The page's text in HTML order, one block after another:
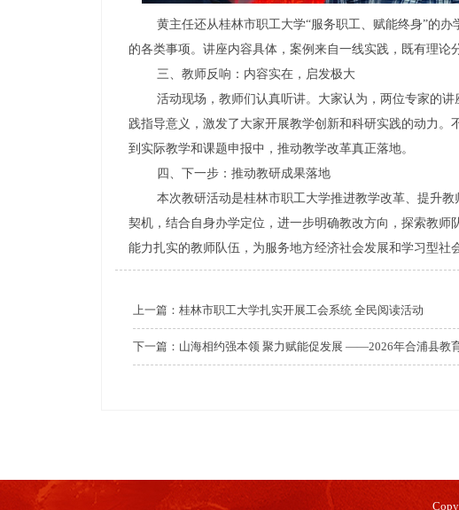
黄主任还从桂林市职工大学“服务职工、赋能终身”的办
的各类事项。讲座内容具体，案例来自一线实践，既有理论
三、教师反响：内容实在，启发极大
活动现场，教师们认真听讲。大家认为，两位专家的讲
践指导意义，激发了大家开展教学创新和科研实践的动力
到实际教学和课题申报中，推动教学改革真正落地。
四、下一步：推动教研成果落地
本次教研活动是桂林市职工大学推进教学改革、提升教
契机，结合自身办学定位，进一步明确教改方向，探索教
能力扎实的教师队伍，为服务地方经济社会发展和学习型社
上一篇： 桂林市职工大学扎实开展工会系统 全民阅读活动
下一篇： 山海相约强本领 聚力赋能促发展 ——2026年合浦县教